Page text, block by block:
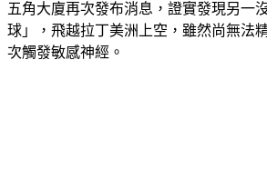
聞》（NBC）報導，在北京承認氣球來
五角大廈再次發布消息，證實發現另一
球」，飛越拉丁美洲上空，雖然尚無法